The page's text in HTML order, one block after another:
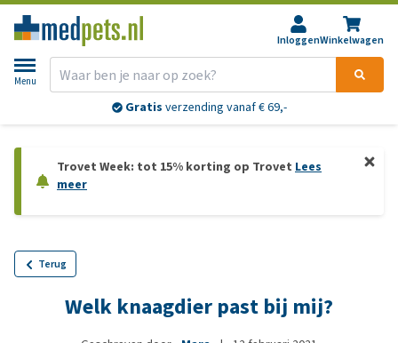
InloggenWinkelwagen
Menu
Gratis verzending vanaf € 69,-
Trovet Week: tot 15% korting op Trovet Lees
meer
Terug
Welk knaagdier past bij mij?